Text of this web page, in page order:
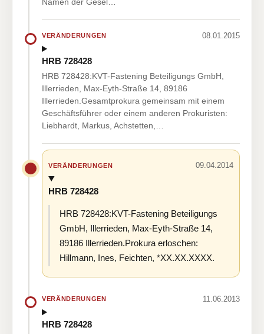
VERÄNDERUNGEN 08.01.2015
HRB 728428
HRB 728428:KVT-Fastening Beteiligungs GmbH,
Illerrieden, Max-Eyth-Straße 14, 89186
Illerrieden.Gesamtprokura gemeinsam mit einem
Geschäftsführer oder einem anderen Prokuristen:
Liebhardt, Markus, Achstetten,…
VERÄNDERUNGEN 09.04.2014
HRB 728428
HRB 728428:KVT-Fastening Beteiligungs
GmbH, Illerrieden, Max-Eyth-Straße 14,
89186 Illerrieden.Prokura erloschen:
Hillmann, Ines, Feichten, *XX.XX.XXXX.
VERÄNDERUNGEN 11.06.2013
HRB 728428